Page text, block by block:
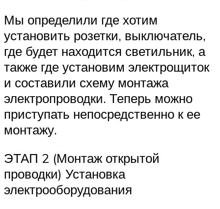
Мы определили где хотим
установить розетки, выключатель,
где будет находится светильник, а
также где установим электрощиток
и составили схему монтажа
электропроводки. Теперь можно
приступать непосредственно к ее
монтажу.
ЭТАП 2 (Монтаж открытой
проводки) Установка
электрооборудования